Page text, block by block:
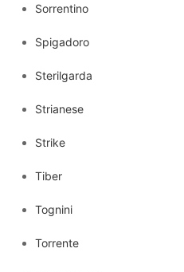
Sorrentino
Spigadoro
Sterilgarda
Strianese
Strike
Tiber
Tognini
Torrente